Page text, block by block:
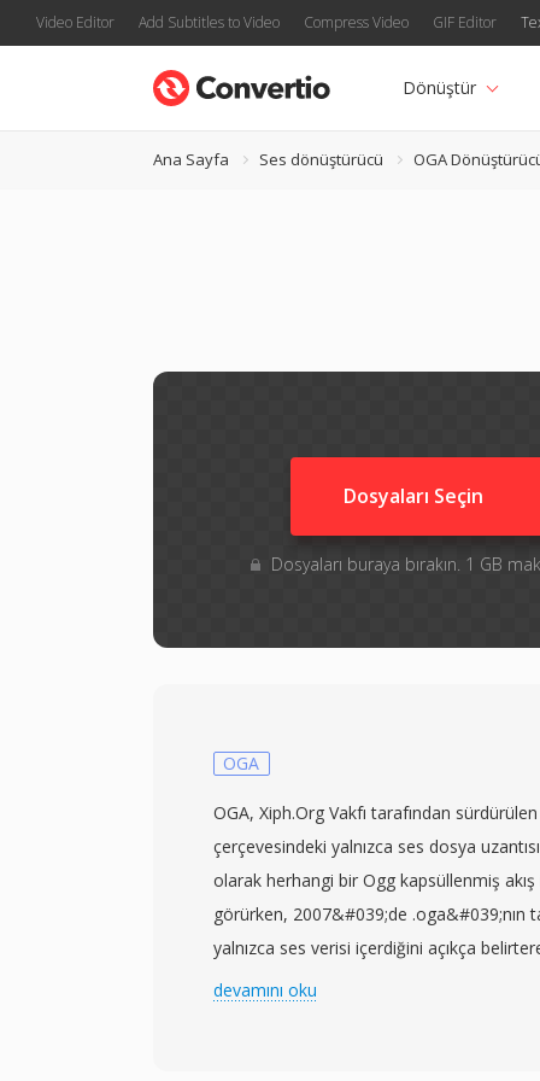
Video Editor Add Subtitles to Video Compress Video GIF Editor
Dönüştür
Ana Sayfa Ses dönüştürücü OGA
Dosyaları Seçin
Dosyaları buraya bırakın. 1 GB
OGA
OGA, Xiph.Org Vakfı tarafından sürdürülen
çerçevesindeki yalnızca ses dosya
olarak herhangi bir Ogg kapsüllenmiş
görürken, 2007&#039;de .oga&#039;nın
yalnızca ses verisi içerdiğini açıkça
Teknik olarak OGA dosyaları Vorbis,
devamını oku